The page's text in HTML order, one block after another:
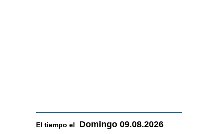
El tiempo el Domingo 09.08.2026